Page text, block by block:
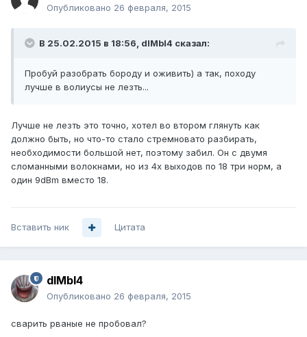
Опубликовано 26 февраля, 2015
В 25.02.2015 в 18:56, dIMbI4 сказал:
Пробуй разобрать бороду и оживить) а так, походу
лучше в волиусы не лезть...
Лучше не лезть это точно, хотел во втором глянуть как
должно быть, но что-то стало стремновато разбирать,
необходимости большой нет, поэтому забил. Он с двумя
сломанными волокнами, но из 4х выходов по 18 три норм, а
один 9dBm вместо 18.
Вставить ник Цитата
dIMbI4
Опубликовано 26 февраля, 2015
сварить рваные не пробовал?